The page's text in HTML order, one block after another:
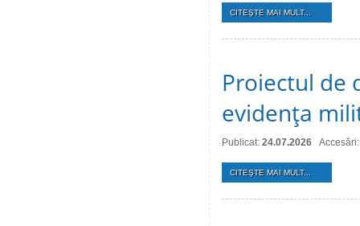
CITEŞTE MAI MULT...
Proiectul de
evidenţa
Publicat: 24.07.2026
CITEŞTE MAI MULT...